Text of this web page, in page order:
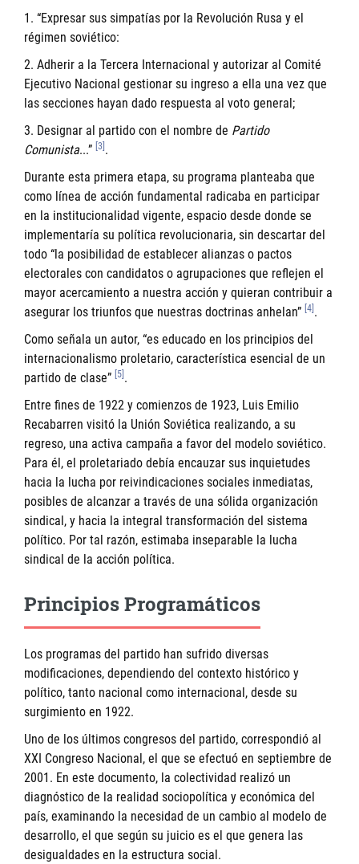
1. “Expresar sus simpatías por la Revolución Rusa y el
régimen soviético:
2. Adherir a la Tercera Internacional y autorizar al Comité
Ejecutivo Nacional gestionar su ingreso a ella una vez que
las secciones hayan dado respuesta al voto general;
3. Designar al partido con el nombre de Partido
Comunista...” [3] .
Durante esta primera etapa, su programa planteaba que
como línea de acción fundamental radicaba en participar
en la institucionalidad vigente, espacio desde donde se
implementaría su política revolucionaria, sin descartar del
todo “la posibilidad de establecer alianzas o pactos
electorales con candidatos o agrupaciones que reflejen el
mayor acercamiento a nuestra acción y quieran contribuir a
asegurar los triunfos que nuestras doctrinas anhelan” [4] .
Como señala un autor, “es educado en los principios del
internacionalismo proletario, característica esencial de un
partido de clase” [5] .
Entre fines de 1922 y comienzos de 1923, Luis Emilio
Recabarren visitó la Unión Soviética realizando, a su
regreso, una activa campaña a favor del modelo soviético.
Para él, el proletariado debía encauzar sus inquietudes
hacia la lucha por reivindicaciones sociales inmediatas,
posibles de alcanzar a través de una sólida organización
sindical, y hacia la integral transformación del sistema
político. Por tal razón, estimaba inseparable la lucha
sindical de la acción política.
Principios Programáticos
Los programas del partido han sufrido diversas
modificaciones, dependiendo del contexto histórico y
político, tanto nacional como internacional, desde su
surgimiento en 1922.
Uno de los últimos congresos del partido, correspondió al
XXI Congreso Nacional, el que se efectuó en septiembre de
2001. En este documento, la colectividad realizó un
diagnóstico de la realidad sociopolítica y económica del
país, examinando la necesidad de un cambio al modelo de
desarrollo, el que según su juicio es el que genera las
desigualdades en la estructura social.